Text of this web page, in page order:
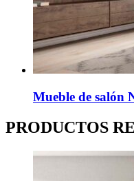
Mueble de salón
PRODUCTOS